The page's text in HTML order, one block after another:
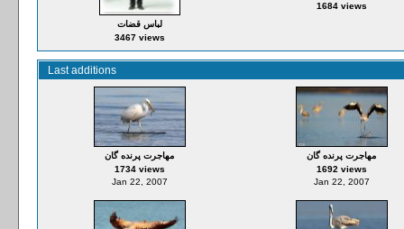
لباس قضات
3467 views
1684 views
Last additions
مهاجرت پرنده گان
1734 views
Jan 22, 2007
مهاجرت پرنده گان
1692 views
Jan 22, 2007